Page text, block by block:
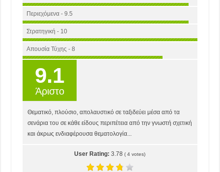
Περιεχόμενα - 9.5
Στρατηγική - 10
Απουσία Τύχης - 8
9.1
Άριστο
Θεματικό, πλούσιο, απολαυστικό σε ταξιδεύει μέσα από τα
σενάρια του σε κάθε είδους περιπέτεια από την γνωστή σχετική
και άκρως ενδιαφέρουσα θεματολογία...
User Rating:3.78 (4 votes)